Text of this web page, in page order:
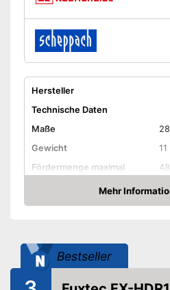
Hersteller
Technische Daten
Maße
Gewicht
11
Fördermenge maximal
Leistung
Wassertemperatur maximal
Länge Schlauch
Material Pumpengehäuse
Mehr
Amazon
Bestseller